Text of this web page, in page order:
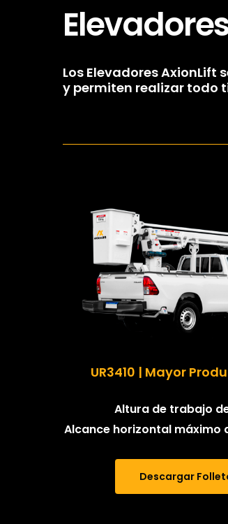
Los ElevadoresAxionLift
y permiten realizar todo
UR3410 | Mayor
Altura de trabajo
Alcance horizontal máximo
Descargar